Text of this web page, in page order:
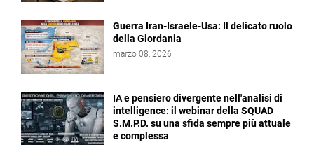
Guerra Iran-Israele-Usa: Il delicato ruolo
della Giordania
marzo 08, 2026
IA e pensiero divergente nell'analisi di
intelligence: il webinar della SQUAD
S.M.P.D. su una sfida sempre più attuale
e complessa